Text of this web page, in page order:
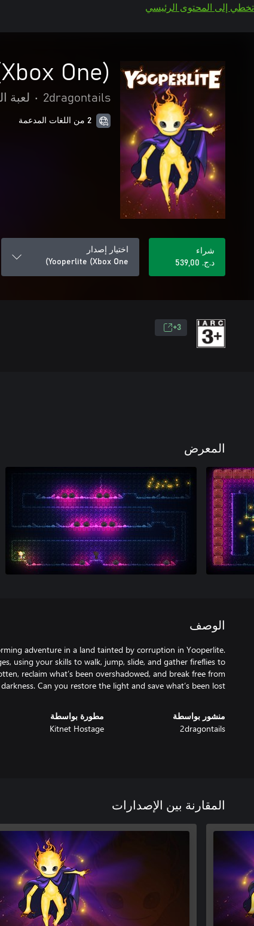
تخطي إلى المحتوى الرئيسي
One)
2dragontails
• لعبة
2 من اللغات المدعمة
شراء
د.ج.‏ 539,00
اختيار إصدار
Yooperlite (Xbox One)
3+
المعرض
الوصف
adventure in a land tainted by corruption in Yooperlite.
using your skills to walk, jump, slide, and gather fireflies to
reclaim what’s been overshadowed, and break free from
Can you restore the light and save what’s been lost?
منشور بواسطة
2dragontails
مطورة بواسطة
Kitnet Hostage
المقارنة بين الإصدارات